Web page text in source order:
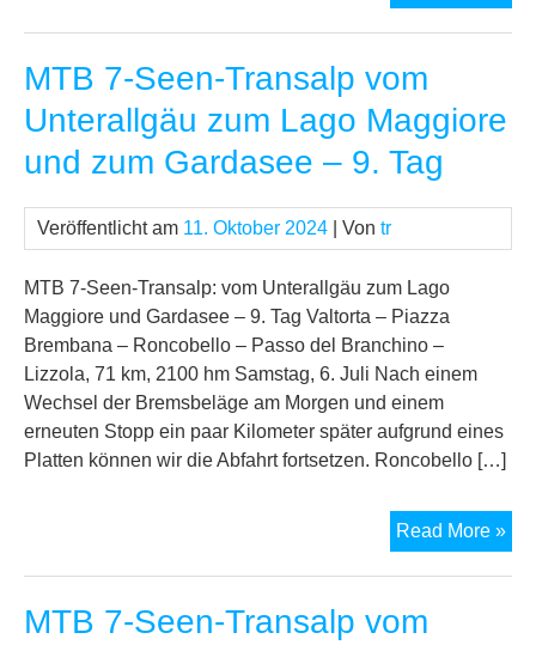
7-
und
MTB 7-Seen-Transalp vom
Unterallgäu zum Lago Maggiore
und zum Gardasee – 9. Tag
Veröffentlicht am 11. Oktober 2024 | Von tr
MTB 7-Seen-Transalp: vom Unterallgäu zum Lago
Maggiore und Gardasee – 9. Tag Valtorta – Piazza
Brembana – Roncobello – Passo del Branchino –
Lizzola, 71 km, 2100 hm Samstag, 6. Juli Nach einem
Wechsel der Bremsbeläge am Morgen und einem
erneuten Stopp ein paar Kilometer später aufgrund eines
Platten können wir die Abfahrt fortsetzen. Roncobello […]
Read More »
7-
MTB 7-Seen-Transalp vom